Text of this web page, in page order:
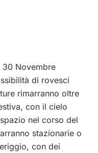
30 Novembre
di rovesci
rimarranno oltre
con il cielo
nel corso del
stazionarie o
con dei